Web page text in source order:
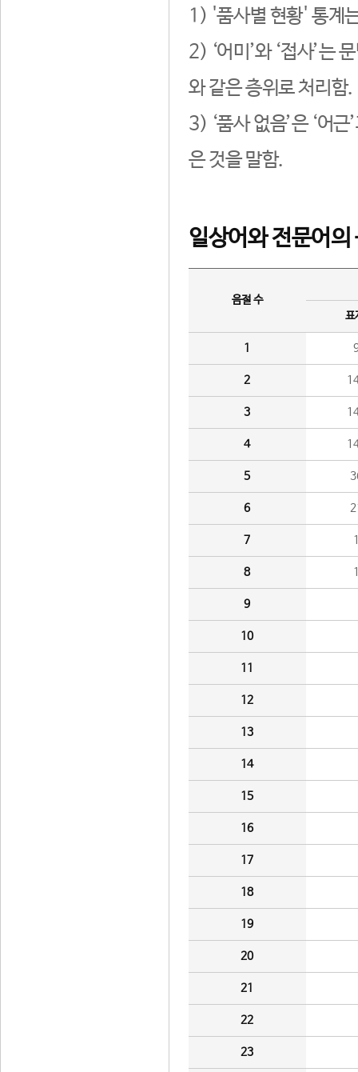
1) '품사별 현황' 통계
2) ‘어미’와 ‘접사’는
와 같은 층위로 처리함.
3) ‘품사 없음’은 ‘어
은 것을 말함.
일상어와 전문어의
음절 수
표
1
2
3
4
5
6
7
8
9
10
11
12
13
14
15
16
17
18
19
20
21
22
23